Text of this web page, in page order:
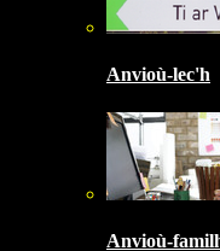
Anvioù-lec'h
Anvioù-